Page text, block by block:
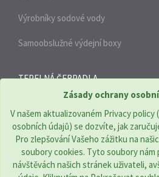
Výrobníky sodové vody
Samoobslužné výdejní boxy
TEPELNÁ ČERPADLA
THERMOTECHNIKA
Adresa: Komenského 951,
Tel. číslo:
+420
E-mail:
Zásady ochrany
V našem aktualizovaném Privacy policy
osobních údajů) se dozvíte, jak
Pro zlepšování Vašeho zážitku na
soubory cookies. Tyto soubory
návštěvách našich stránek uživateli,